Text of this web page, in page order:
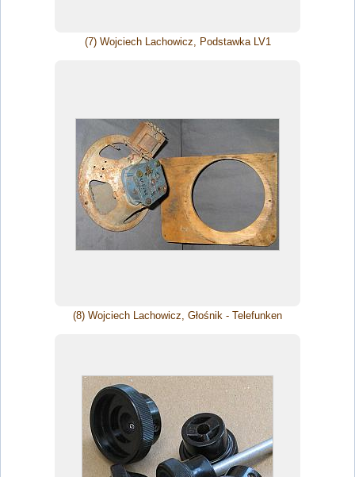
(7) Wojciech Lachowicz, Podstawka LV1
(8) Wojciech Lachowicz, Głośnik - Telefunken